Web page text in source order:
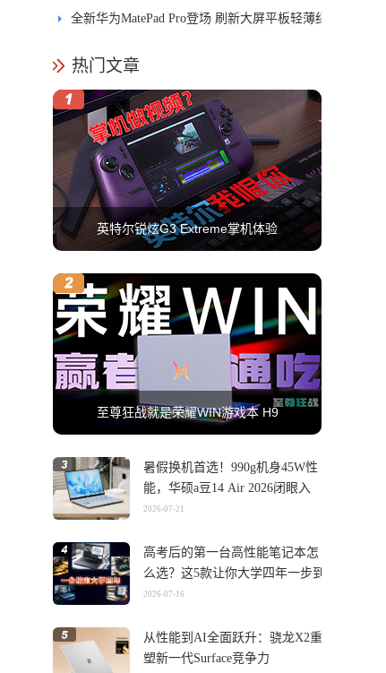
释
全新华为MatePad Pro登场 刷新大屏平板轻薄纪
热门文章
英特尔锐炫G3 Extreme掌机体验
至尊狂战就是荣耀WIN游戏本 H9
暑假换机首选！990g机身45W性
能，华硕a豆14 Air 2026闭眼入
2026-07-21
高考后的第一台高性能笔记本怎
么选？这5款让你大学四年一步到
位
2026-07-16
从性能到AI全面跃升：骁龙X2重
塑新一代Surface竞争力